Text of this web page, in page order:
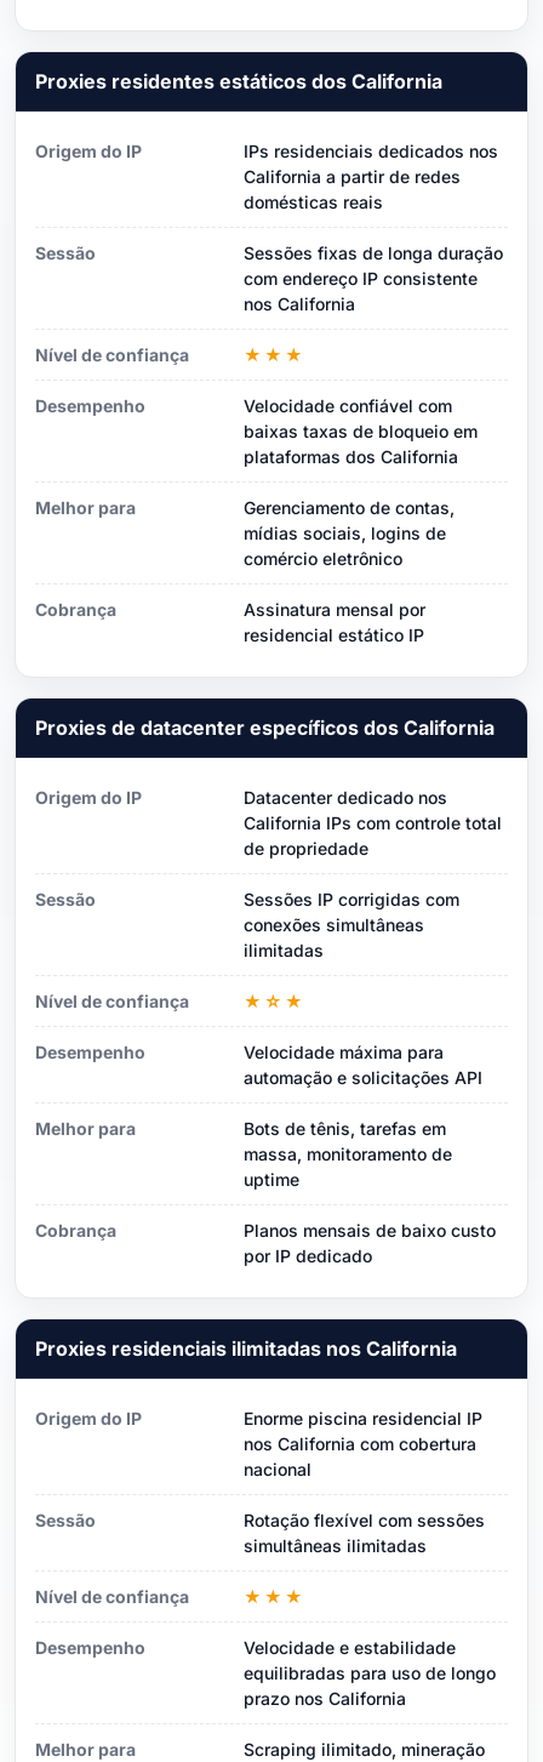
Proxies residentes estáticos dos California
Origem do IP
IPs residenciais dedicados nos
California a partir de redes
domésticas reais
Sessão
Sessões fixas de longa duração
com endereço IP consistente
nos California
Nível de confiança ★★★
Desempenho
Velocidade confiável com
baixas taxas de bloqueio em
plataformas dos California
Melhor para
Gerenciamento de contas,
mídias sociais, logins de
comércio eletrônico
Cobrança
Assinatura mensal por
residencial estático IP
Proxies de datacenter específicos dos California
Origem do IP
Datacenter dedicado nos
California IPs com controle total
de propriedade
Sessão
Sessões IP corrigidas com
conexões simultâneas
ilimitadas
Nível de confiança ★☆★
Desempenho
Velocidade máxima para
automação e solicitações API
Melhor para
Bots de tênis, tarefas em
massa, monitoramento de
uptime
Cobrança
Planos mensais de baixo custo
por IP dedicado
Proxies residenciais ilimitadas nos California
Origem do IP
Enorme piscina residencial IP
nos California com cobertura
nacional
Sessão
Rotação flexível com sessões
simultâneas ilimitadas
Nível de confiança ★★★
Desempenho
Velocidade e estabilidade
equilibradas para uso de longo
prazo nos California
Melhor para
Scraping ilimitado, mineração